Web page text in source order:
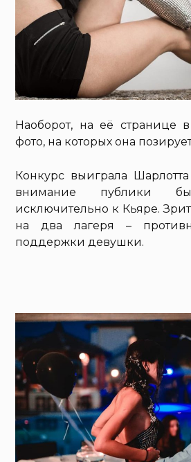
Наоборот, на её странице
фото, на которых она
Конкурс выиграла
внимание публики
исключительно к Кьяре.
на два лагеря –
поддержки девушки.